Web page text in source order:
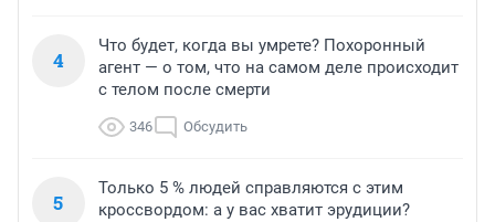
4
Что будет, когда вы умрете? Похоронный
агент — о том, что на самом деле происходит
с телом после смерти
346 Обсудить
5
Только 5 % людей справляются с этим
кроссвордом: а у вас хватит эрудиции?